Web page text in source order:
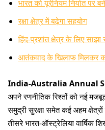
भारत को यूरेनियम निर्यात पर
रक्षा क्षेत्र में बढ़ेगा सहयोग
हिंद-प्रशांत क्षेत्र के लिए साझा
आतंकवाद के खिलाफ मिलकर
India-Australia Annual
अपने रणनीतिक रिश्तों को नई
समुद्री सुरक्षा समेत कई अहम
तीसरे भारत-ऑस्ट्रेलिया वार्षिक